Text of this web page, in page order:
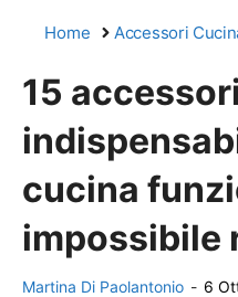
Home Accessori
15
cucina
impossibile
Martina Di Paolantonio - 6